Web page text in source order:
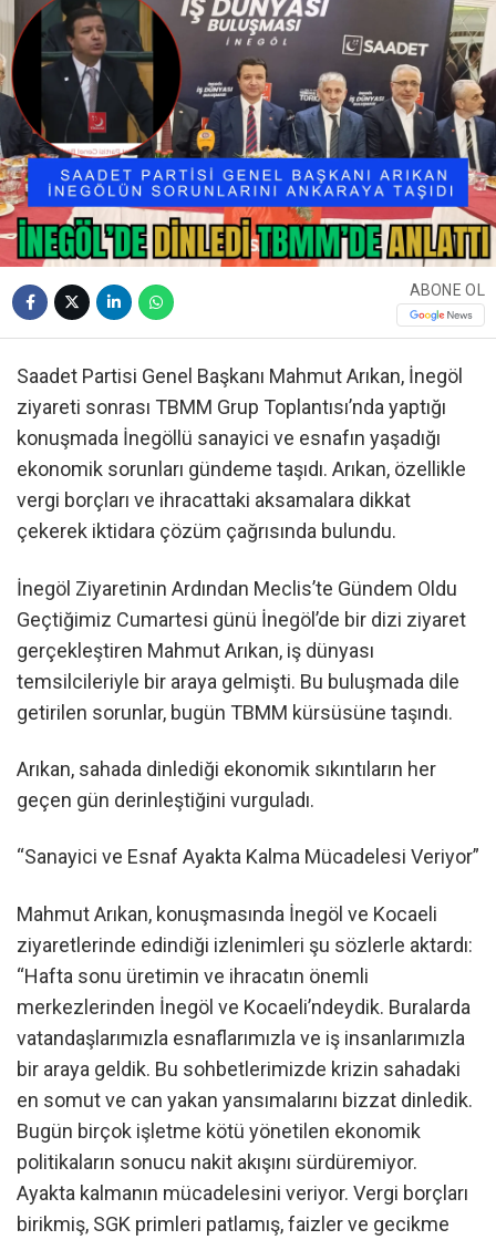
ABONE OL
Saadet Partisi Genel Başkanı Mahmut Arıkan, İnegöl
ziyareti sonrası TBMM Grup Toplantısı’nda yaptığı
konuşmada İnegöllü sanayici ve esnafın yaşadığı
ekonomik sorunları gündeme taşıdı. Arıkan, özellikle
vergi borçları ve ihracattaki aksamalara dikkat
çekerek iktidara çözüm çağrısında bulundu.
İnegöl Ziyaretinin Ardından Meclis’te Gündem Oldu
Geçtiğimiz Cumartesi günü İnegöl’de bir dizi ziyaret
gerçekleştiren Mahmut Arıkan, iş dünyası
temsilcileriyle bir araya gelmişti. Bu buluşmada dile
getirilen sorunlar, bugün TBMM kürsüsüne taşındı.
Arıkan, sahada dinlediği ekonomik sıkıntıların her
geçen gün derinleştiğini vurguladı.
“Sanayici ve Esnaf Ayakta Kalma Mücadelesi Veriyor”
Mahmut Arıkan, konuşmasında İnegöl ve Kocaeli
ziyaretlerinde edindiği izlenimleri şu sözlerle aktardı:
“Hafta sonu üretimin ve ihracatın önemli
merkezlerinden İnegöl ve Kocaeli’ndeydik. Buralarda
vatandaşlarımızla esnaflarımızla ve iş insanlarımızla
bir araya geldik. Bu sohbetlerimizde krizin sahadaki
en somut ve can yakan yansımalarını bizzat dinledik.
Bugün birçok işletme kötü yönetilen ekonomik
politikaların sonucu nakit akışını sürdüremiyor.
Ayakta kalmanın mücadelesini veriyor. Vergi borçları
birikmiş, SGK primleri patlamış, faizler ve gecikme